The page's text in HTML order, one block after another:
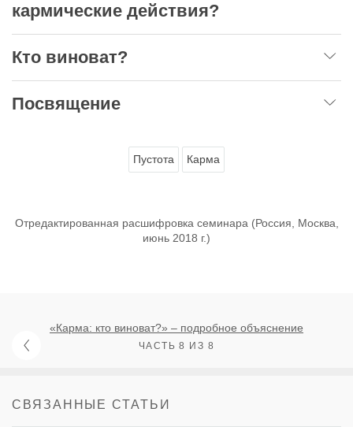
кармические действия?
Кто виноват?
Посвящение
Пустота Карма
Отредактированная расшифровка семинара (Россия, Москва,
июнь 2018 г.)
«Карма: кто виноват?» – подробное объяснение
ЧАСТЬ 8 ИЗ 8
СВЯЗАННЫЕ СТАТЬИ